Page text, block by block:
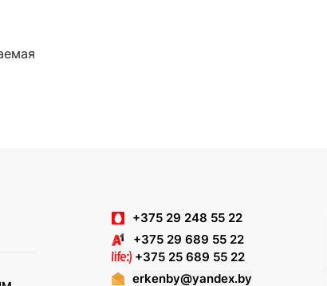
+375 29 248 55 22
+375 29 689 55 22
+375 25 689 55 22
erkenby@yandex.by